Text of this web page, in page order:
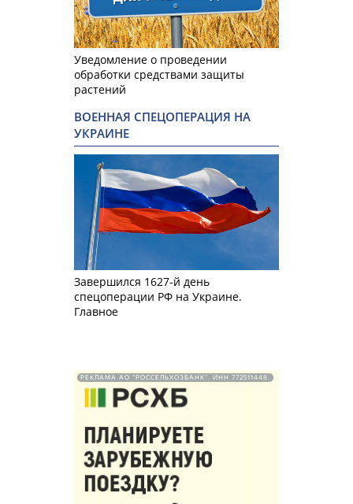
Уведомление о проведении
обработки средствами защиты
растений
ВОЕННАЯ СПЕЦОПЕРАЦИЯ НА
УКРАИНЕ
Завершился 1627-й день
спецоперации РФ на Украине.
Главное
РЕКЛАМА АО "РОССЕЛЬХОЗБАНК". ИНН 772511448.